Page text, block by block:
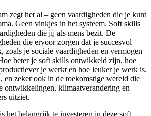
zegt het al – geen vaardigheden die je kunt
Geen vinkjes in het systeem. Soft skills
die jij als mens bezit. De
die ervoor zorgen dat je succesvol
je sociale vaardigheden en vermogen
beter je soft skills ontwikkeld zijn, hoe
je werkt en hoe leuker je werk is.
en zeker ook in de toekomstige wereld die
ontwikkelingen, klimaatverandering en
uitziet.